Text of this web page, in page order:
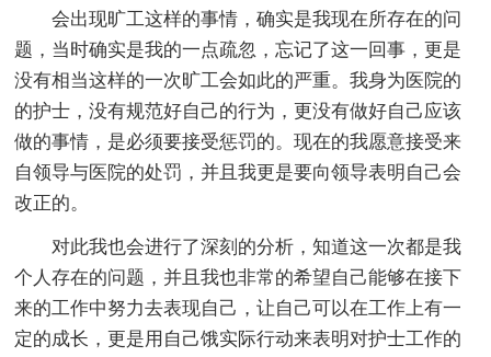
会出现旷工这样的事情，确实是我现在所存在的问
题，当时确实是我的一点疏忽，忘记了这一回事，更是
没有相当这样的一次旷工会如此的严重。我身为医院的
的护士，没有规范好自己的行为，更没有做好自己应该
做的事情，是必须要接受惩罚的。现在的我愿意接受来
自领导与医院的处罚，并且我更是要向领导表明自己会
改正的。
对此我也会进行了深刻的分析，知道这一次都是我
个人存在的问题，并且我也非常的希望自己能够在接下
来的工作中努力去表现自己，让自己可以在工作上有一
定的成长，更是用自己饿实际行动来表明对护士工作的